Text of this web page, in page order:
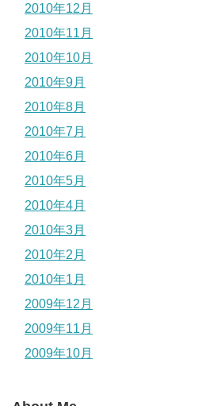
2010年12月
2010年11月
2010年10月
2010年9月
2010年8月
2010年7月
2010年6月
2010年5月
2010年4月
2010年3月
2010年2月
2010年1月
2009年12月
2009年11月
2009年10月